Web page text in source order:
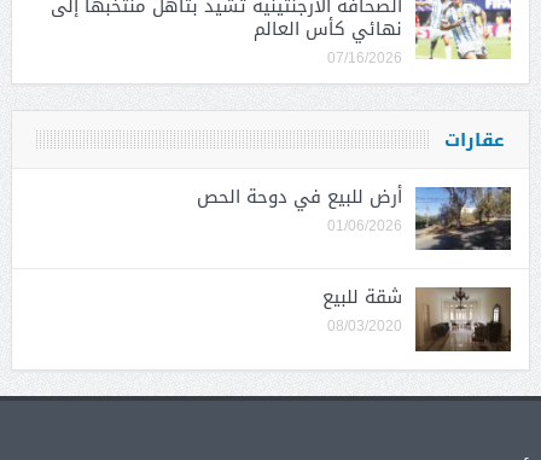
نهائي كأس العالم
07/16/2026
عقارات
أرض للبيع في دوحة الحص
01/06/2026
شقة للبيع
08/03/2020